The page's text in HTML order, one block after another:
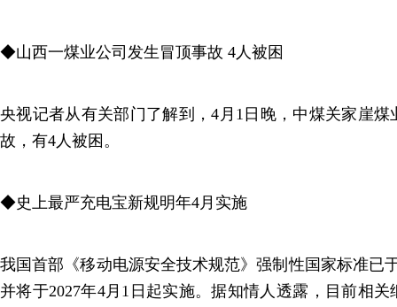
◆山西一煤业公司发生冒顶事故 4人被困
央视记者从有关部门了解到，4月1日晚，中煤关家崖
故，有4人被困。
◆史上最严充电宝新规明年4月实施
我国首部《移动电源安全技术规范》强制性国家标准已
并将于2027年4月1日起实施。据知情人透露，目前相